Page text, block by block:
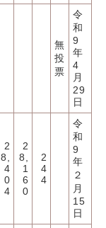
無
投
票
令
和
9
年
4
月
29
日
2
8,
4
0
4
2
8,
1
6
0
2
4
4
令
和
9
年
２
月
15
日